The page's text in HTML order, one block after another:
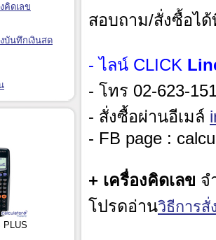
คิดเลข
บันทึกเงินสด
PLUS
สอบถาม/สั่งซื้อไ
- ไลน์ CLICK
- โทร 02-623-
- สั่งซื้อผ่านอีเมล์
- FB page :
+ เครื่องคิดเลข จ
โปรดอ่านวิธีการ